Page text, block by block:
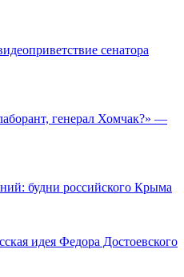
сенатора
генерал Хомчак?» —
будни российского Крыма
идея Федора Достоевского